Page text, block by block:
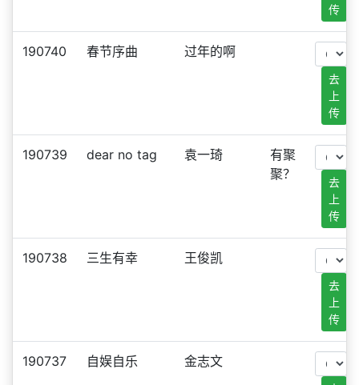
传
190740 春节序曲 过年的啊
去
上
传
190739 dear no tag 袁一琦
有聚
聚？
去
上
传
190738 三生有幸 王俊凯
去
上
传
190737 自娱自乐 金志文